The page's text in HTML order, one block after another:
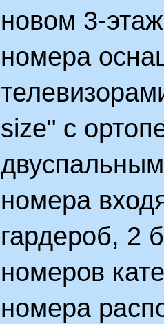
новом 3-
номера
size" с
номера
гардероб, 2
номеров
номера